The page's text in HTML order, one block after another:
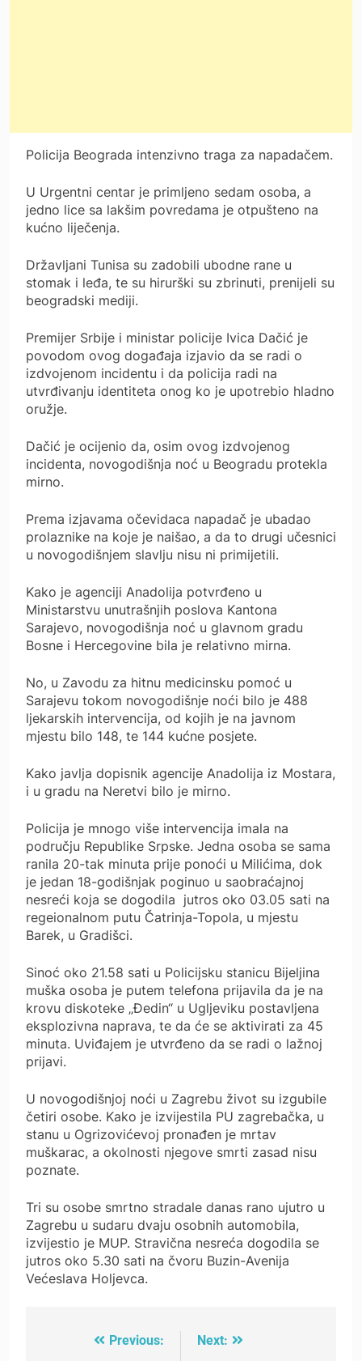
Policija Beograda intenzivno traga za napadačem.
U Urgentni centar je primljeno sedam osoba, a
jedno lice sa lakšim povredama je otpušteno na
kućno liječenja.
Državljani Tunisa su zadobili ubodne rane u
stomak i leđa, te su hirurški su zbrinuti, prenijeli su
beogradski mediji.
Premijer Srbije i ministar policije Ivica Dačić je
povodom ovog događaja izjavio da se radi o
izdvojenom incidentu i da policija radi na
utvrđivanju identiteta onog ko je upotrebio hladno
oružje.
Dačić je ocijenio da, osim ovog izdvojenog
incidenta, novogodišnja noć u Beogradu protekla
mirno.
Prema izjavama očevidaca napadač je ubadao
prolaznike na koje je naišao, a da to drugi učesnici
u novogodišnjem slavlju nisu ni primijetili.
Kako je agenciji Anadolija potvrđeno u
Ministarstvu unutrašnjih poslova Kantona
Sarajevo, novogodišnja noć u glavnom gradu
Bosne i Hercegovine bila je relativno mirna.
No, u Zavodu za hitnu medicinsku pomoć u
Sarajevu tokom novogodišnje noći bilo je 488
ljekarskih intervencija, od kojih je na javnom
mjestu bilo 148, te 144 kućne posjete.
Kako javlja dopisnik agencije Anadolija iz Mostara,
i u gradu na Neretvi bilo je mirno.
Policija je mnogo više intervencija imala na
području Republike Srpske. Jedna osoba se sama
ranila 20-tak minuta prije ponoći u Milićima, dok
je jedan 18-godišnjak poginuo u saobraćajnoj
nesreći koja se dogodila jutros oko 03.05 sati na
regeionalnom putu Čatrinja-Topola, u mjestu
Barek, u Gradišci.
Sinoć oko 21.58 sati u Policijsku stanicu Bijeljina
muška osoba je putem telefona prijavila da je na
krovu diskoteke „Đedin“ u Ugljeviku postavljena
eksplozivna naprava, te da će se aktivirati za 45
minuta. Uviđajem je utvrđeno da se radi o lažnoj
prijavi.
U novogodišnjoj noći u Zagrebu život su izgubile
četiri osobe. Kako je izvijestila PU zagrebačka, u
stanu u Ogrizovićevoj pronađen je mrtav
muškarac, a okolnosti njegove smrti zasad nisu
poznate.
Tri su osobe smrtno stradale danas rano ujutro u
Zagrebu u sudaru dvaju osobnih automobila,
izvijestio je MUP. Stravična nesreća dogodila se
jutros oko 5.30 sati na čvoru Buzin-Avenija
Većeslava Holjevca.
Previous:
Next: